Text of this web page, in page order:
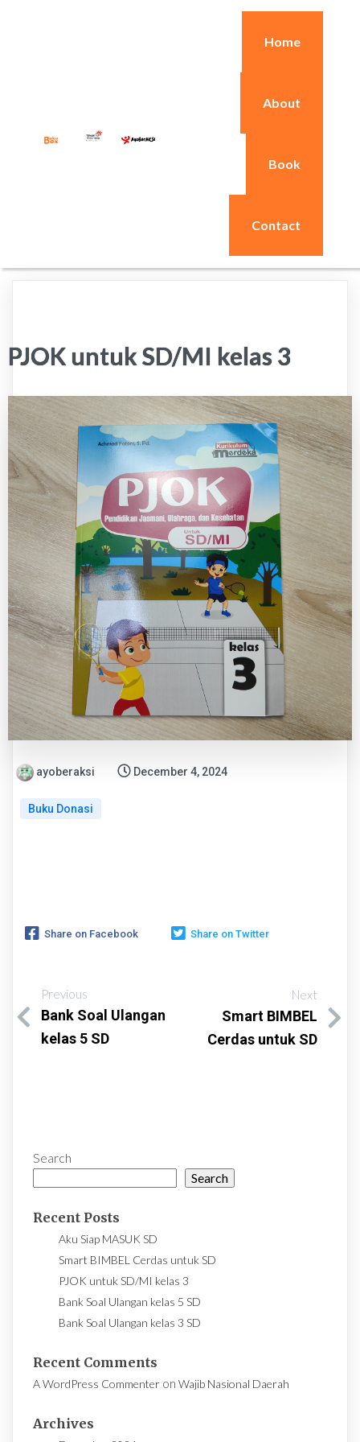
Home
About
Book
Contact
PJOK untuk SD/MI kelas 3
ayoberaksi December 4, 2024
Buku Donasi
Share on Facebook Share on Twitter
Previous
Bank Soal Ulangan
kelas 5 SD
Next
Smart BIMBEL
Cerdas untuk SD
Search
Search
Recent Posts
Aku Siap MASUK SD
Smart BIMBEL Cerdas untuk SD
PJOK untuk SD/MI kelas 3
Bank Soal Ulangan kelas 5 SD
Bank Soal Ulangan kelas 3 SD
Recent Comments
A WordPress Commenter on Wajib Nasional Daerah
Archives